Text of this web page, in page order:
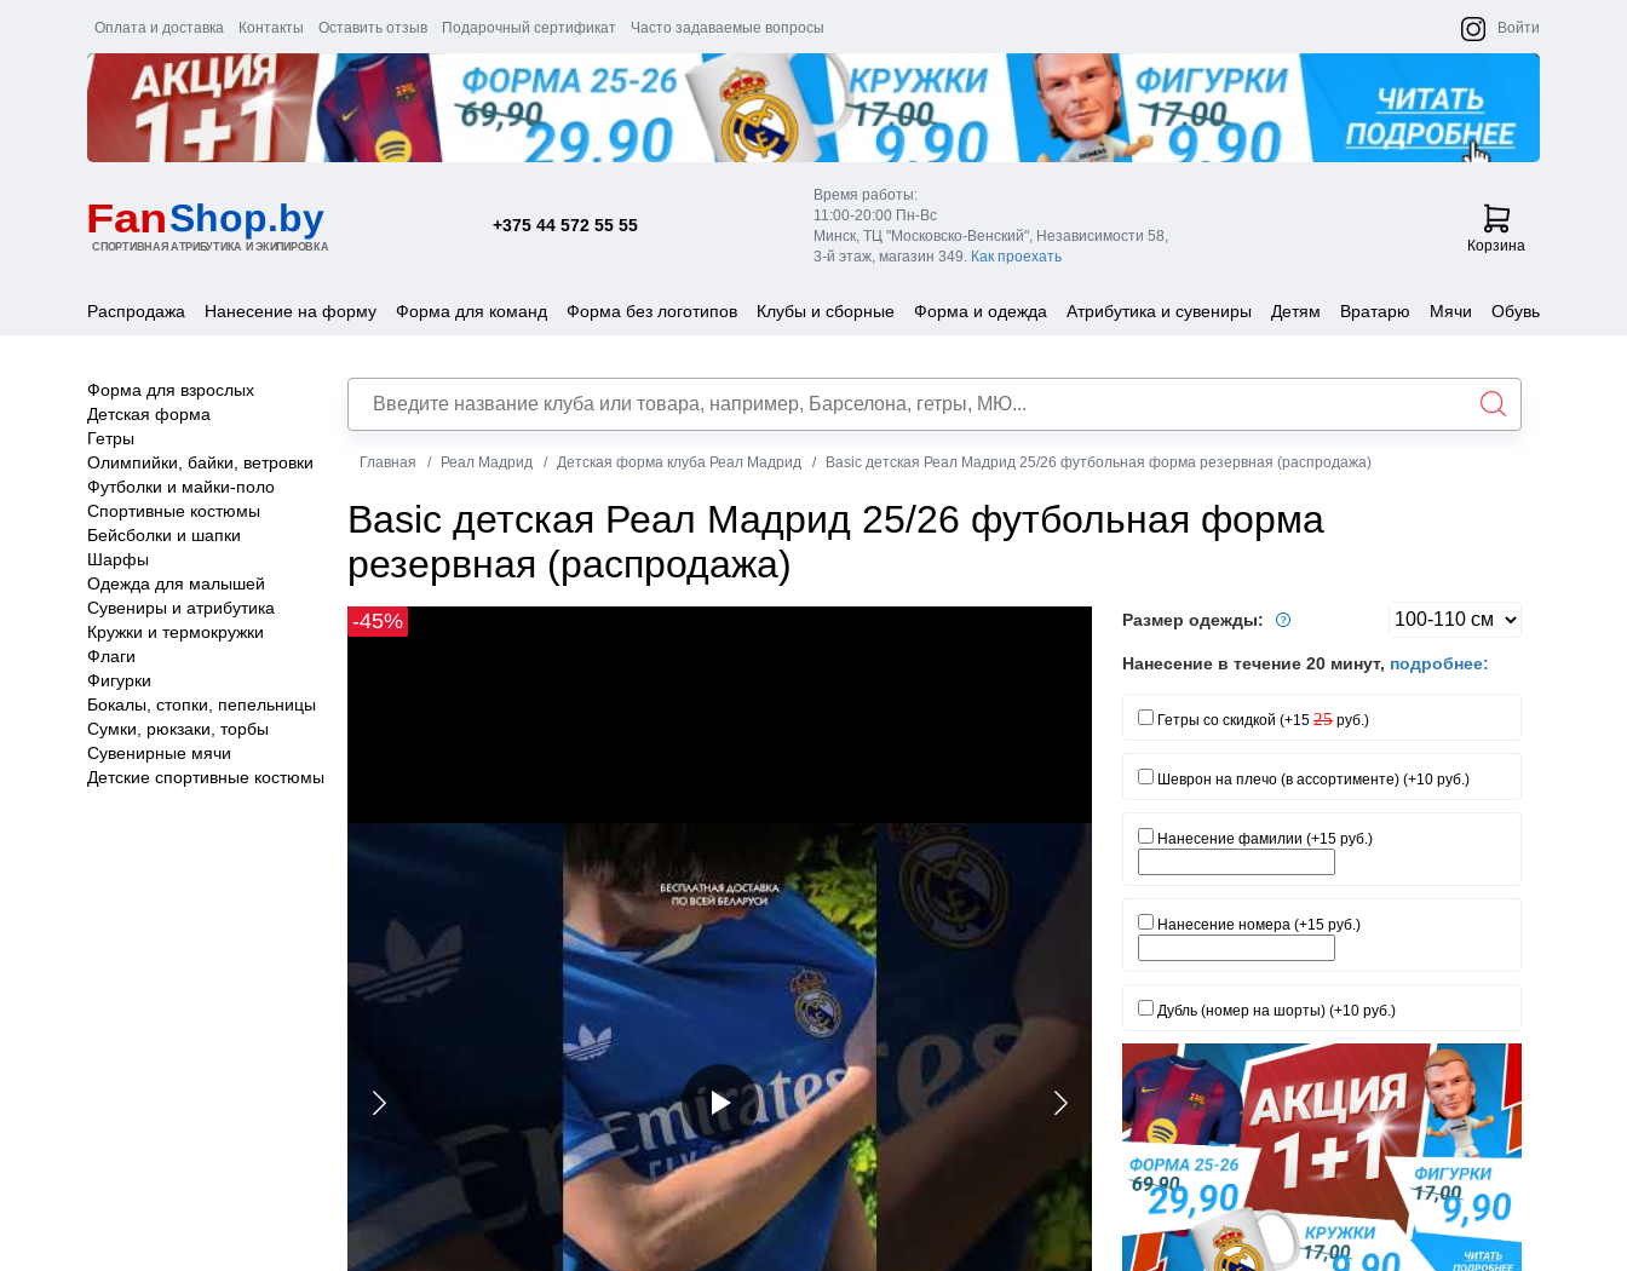
Оплата и доставка Контакты Оставить отзыв Подарочный сертификат Часто задаваемые вопросы Войти
+375 44 572 55 55
Время работы:
11:00-20:00 Пн-Вс
Минск, ТЦ "Московско-Венский", Независимости 58,
3-й этаж, магазин 349. Как проехать
Корзина
Распродажа Нанесение на форму Форма для команд Форма без логотипов Клубы и сборные Форма и одежда Атрибутика и сувениры Детям Вратарю Мячи Обувь
Форма для взрослых
Детская форма
Гетры
Олимпийки, байки, ветровки
Футболки и майки-поло
Спортивные костюмы
Бейсболки и шапки
Шарфы
Одежда для малышей
Сувениры и атрибутика
Кружки и термокружки
Флаги
Фигурки
Бокалы, стопки, пепельницы
Сумки, рюкзаки, торбы
Сувенирные мячи
Детские спортивные костюмы
Главная Реал Мадрид Детская форма клуба Реал Мадрид Basic детская Реал Мадрид 25/26 футбольная форма резервная (распродажа)
Basic детская Реал Мадрид 25/26 футбольная форма
резервная (распродажа)
-45% Размер одежды:
Нанесение в течение 20 минут, подробнее:
Гетры со скидкой (+1525руб.)
Шеврон на плечо (в ассортименте) (+10 руб.)
Нанесение фамилии (+15 руб.)
Нанесение номера (+15 руб.)
Дубль (номер на шорты) (+10 руб.)